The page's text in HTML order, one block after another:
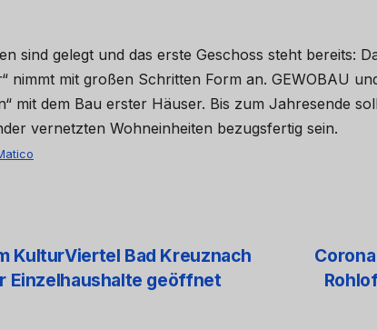
sind gelegt und das erste Geschoss steht bereits:
nimmt mit großen Schritten Form an. GEWOBAU
mit dem Bau erster Häuser. Bis zum Jahresende
vernetzten Wohneinheiten bezugsfertig sein.
KulturViertel Bad Kreuznach
Einzelhaushalte geöffnet